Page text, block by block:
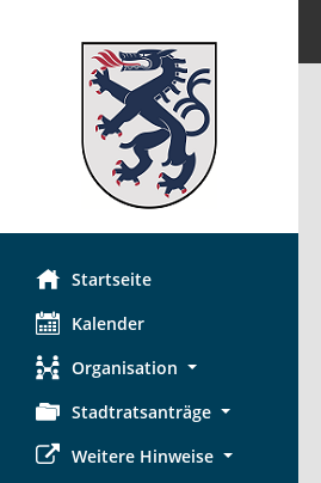
Startseite
Kalender
Organisation
Stadtratsanträge
Weitere Hinweise